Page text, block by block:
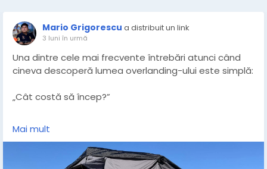
Mario Grigorescu a distribuit un link
3 luni în urmă
Una dintre cele mai frecvente întrebări atunci când
cineva descoperă lumea overlanding-ului este simplă:
„Cât costă să încep?”
Pentru mulți, acesta este și principalul motiv pentru
care amână primul pas. Overlanding-ul pare scump,
complicat și rezervat doar celor care au mașini mari,
complet echipate.
Mai mult